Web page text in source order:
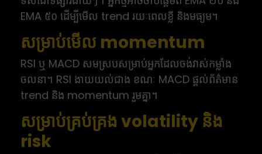
EMA ៥០ ដើម្បីមើល trend រយៈពេលខ្លី និងមធ្យម។
សម្រាប់មើល momentum
RSI ឬ MACD សមស្របសម្រាប់អ្នកដែលចង់វាស់កម្លាំង
ចលនា។ RSI ងាយយល់ជាង ខណៈ MACD ផ្តល់ព័ត៌មាន
trend និង momentum រួមគ្នា។
សម្រាប់គ្រប់គ្រង volatility និង
risk